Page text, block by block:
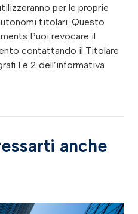
per le proprie
titolari. Questo
Puoi revocare il
contattando il Titolare
1 e 2 dell’informativa
anche